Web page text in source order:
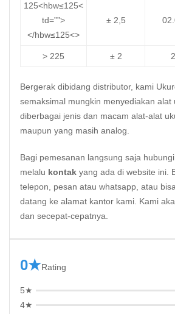
125<hbw≤125<
td=””>
</hbw≤125<>
± 2,5
> 225 ± 2 2
Bergerak dibidang distributor, kami
semaksimal mungkin menyediakan alat
diberbagai jenis dan macam alat-alat
maupun yang masih analog.
Bagi pemesanan langsung saja
melalu kontak yang ada di website ini.
telepon, pesan atau whatsapp, atau
datang ke alamat kantor kami. Kami
dan secepat-cepatnya.
0★Rating
5★
4★